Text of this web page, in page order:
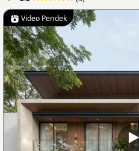
Video Pendek